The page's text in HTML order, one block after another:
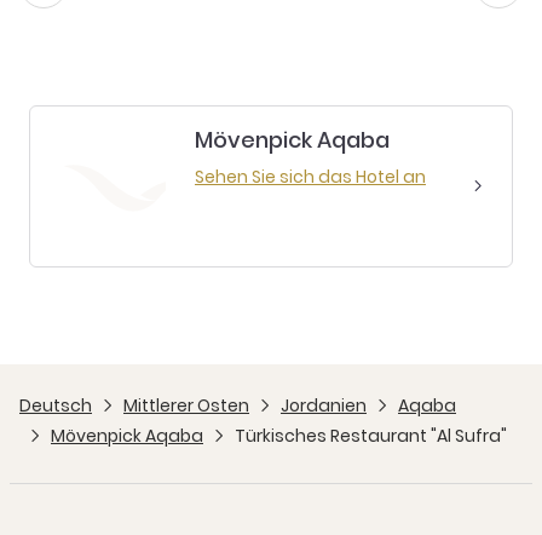
Mövenpick Aqaba
Sehen Sie sich das Hotel an
Deutsch Mittlerer Osten Jordanien
Aqaba
Mövenpick Aqaba
Türkisches Restaurant "Al Sufra"